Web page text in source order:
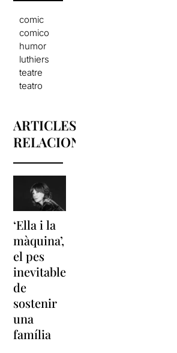
comic
comico
humor
luthiers
teatre
teatro
ARTICLES
RELACIONATS
‘Ella i la
màquina’,
el pes
inevitable
de
sostenir
una
família